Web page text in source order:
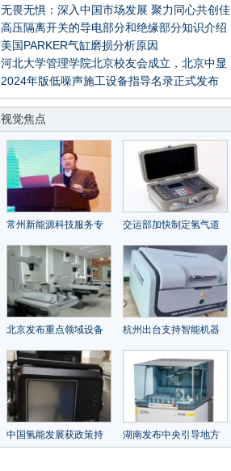
无畏无惧：深入中国市场发展 聚力同心共创佳
绩
高压隔离开关的导电部分和绝缘部分知识介绍
美国PARKER气缸磨损分析原因
河北大学管理学院北京校友会成立，北京中显
霍刚荣任联席会长
2024年版低噪声施工设备指导名录正式发布
视觉焦点
常州新能源科技服务专
家行工作会在常州大学
召开
交运部加快制定氢气道
路运输技术规范标准 相
关仪器如何积极响应？
北京发布重点领域设备
贷款贴息实施草案 重大
仪器以旧换新如何享受
政策
杭州出台支持智能机器
人产业发展政策 政府全
力支持相关仪器发展要
点有哪些？
中国氢能发展获政策持 湖南发布中央引导地方